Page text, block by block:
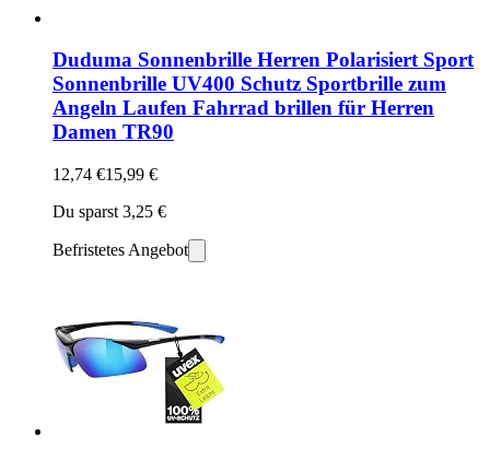
Duduma Sonnenbrille Herren Polarisiert Sport
Sonnenbrille UV400 Schutz Sportbrille zum
Angeln Laufen Fahrrad brillen für Herren
Damen TR90
12,74 €15,99 €
Du sparst 3,25 €
Befristetes Angebot